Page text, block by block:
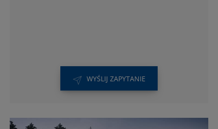
WYŚLIJ ZAPYTANIE